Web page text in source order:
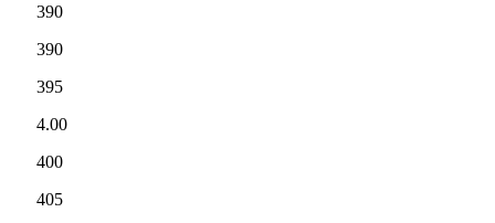
390
390
395
4.00
400
405